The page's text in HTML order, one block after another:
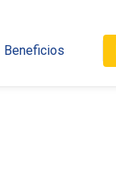
Beneficios